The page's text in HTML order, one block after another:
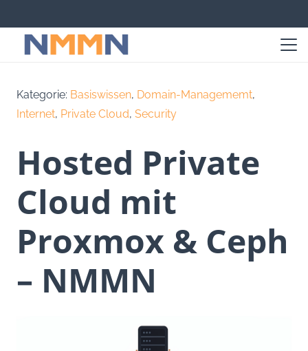
Kategorie: Basiswissen, Domain-Managememt,
Internet, Private Cloud, Security
Hosted Private
Cloud mit
Proxmox & Ceph
– NMMN